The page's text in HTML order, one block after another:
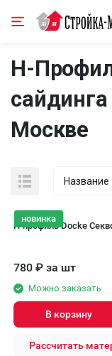
H-
Москве
Название
новинка
H-профиль Docke
780 ₽ за шт
Можно заказать
В корзину
Рассчитать